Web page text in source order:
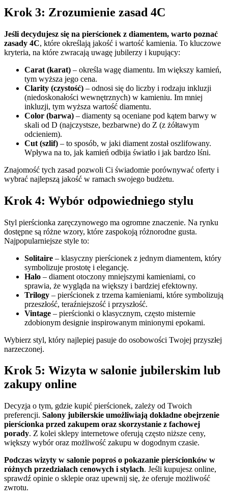
Krok 3: Zrozumienie zasad 4C
Jeśli decydujesz się na pierścionek z diamentem, warto poznać
zasady 4C, które określają jakość i wartość kamienia. To kluczowe
kryteria, na które zwracają uwagę jubilerzy i kupujący:
Carat (karat) – określa wagę diamentu. Im większy kamień,
tym wyższa jego cena.
Clarity (czystość) – odnosi się do liczby i rodzaju inkluzji
(niedoskonałości wewnętrznych) w kamieniu. Im mniej
inkluzji, tym wyższa wartość diamentu.
Color (barwa) – diamenty są oceniane pod kątem barwy w
skali od D (najczystsze, bezbarwne) do Z (z żółtawym
odcieniem).
Cut (szlif) – to sposób, w jaki diament został oszlifowany.
Wpływa na to, jak kamień odbija światło i jak bardzo lśni.
Znajomość tych zasad pozwoli Ci świadomie porównywać oferty i
wybrać najlepszą jakość w ramach swojego budżetu.
Krok 4: Wybór odpowiedniego stylu
Styl pierścionka zaręczynowego ma ogromne znaczenie. Na rynku
dostępne są różne wzory, które zaspokoją różnorodne gusta.
Najpopularniejsze style to:
Solitaire – klasyczny pierścionek z jednym diamentem, który
symbolizuje prostotę i elegancję.
Halo – diament otoczony mniejszymi kamieniami, co
sprawia, że wygląda na większy i bardziej efektowny.
Trilogy – pierścionek z trzema kamieniami, które symbolizują
przeszłość, teraźniejszość i przyszłość.
Vintage – pierścionki o klasycznym, często misternie
zdobionym designie inspirowanym minionymi epokami.
Wybierz styl, który najlepiej pasuje do osobowości Twojej przyszłej
narzeczonej.
Krok 5: Wizyta w salonie jubilerskim lub
zakupy online
Decyzja o tym, gdzie kupić pierścionek, zależy od Twoich
preferencji. Salony jubilerskie umożliwiają dokładne obejrzenie
pierścionka przed zakupem oraz skorzystanie z fachowej
porady. Z kolei sklepy internetowe oferują często niższe ceny,
większy wybór oraz możliwość zakupu w dogodnym czasie.
Podczas wizyty w salonie poproś o pokazanie pierścionków w
różnych przedziałach cenowych i stylach. Jeśli kupujesz online,
sprawdź opinie o sklepie oraz upewnij się, że oferuje możliwość
zwrotu.